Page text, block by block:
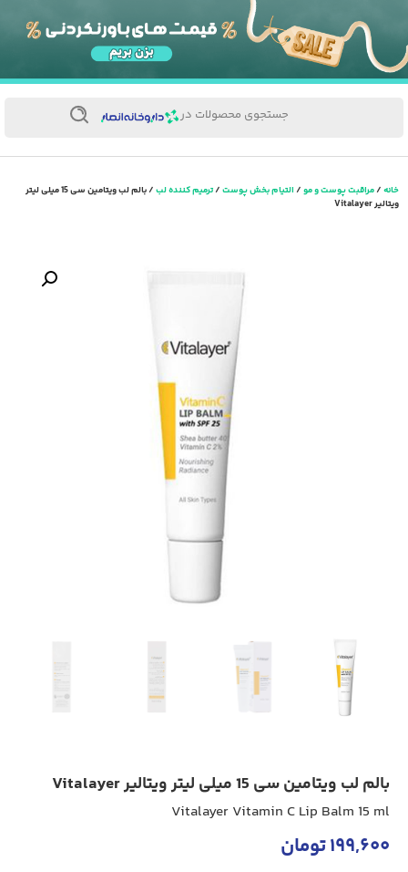
جستجوی محصولات در
خانه/مراقبت پوست و مو/التیام بخش پوست/ترمیم کننده لب
/ بالم لب ویتامین سی 15 میلی لیتر
ویتالیر Vitalayer
بالم لب ویتامین سی 15 میلی لیتر ویتالیر Vitalayer
Vitalayer Vitamin C Lip Balm 15 ml
199,600تومان